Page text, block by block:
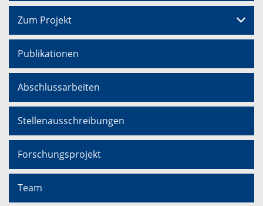
Zum Projekt
Publikationen
Abschlussarbeiten
Stellenausschreibungen
Forschungsprojekt
Team